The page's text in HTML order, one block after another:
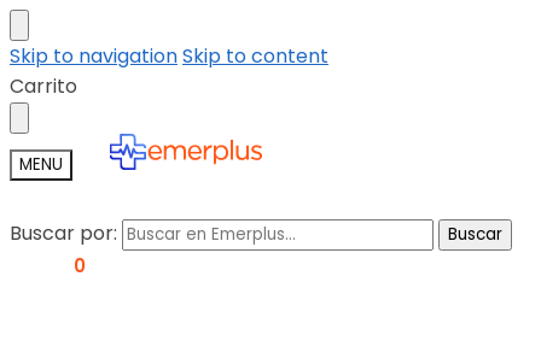
Skip to navigationSkip to content
Carrito
MENU
Buscar por: Buscar
0